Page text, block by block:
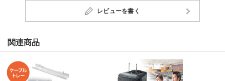
レビューを書く
関連商品